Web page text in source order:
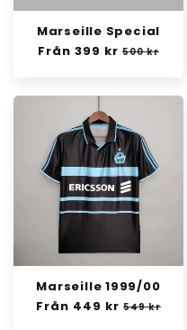
Marseille Special
Ordinarie
Från 399 kr 500 kr
Marseille 1999/00
Ordinarie
Från 449 kr 549 kr